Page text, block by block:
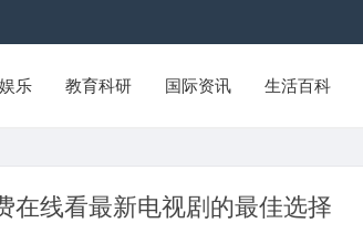
乐 教育科研 国际资讯 生活百科
在线看最新电视剧的最佳选择